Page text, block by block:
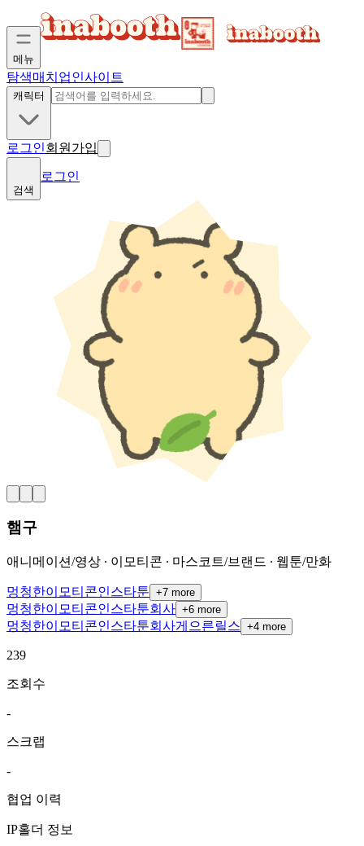
메뉴
탐색매치업인사이트
캐릭터
로그인회원가입
검색
로그인
햄구
애니메이션/영상 ∙ 이모티콘 ∙ 마스코트/브랜드 ∙ 웹툰/만화
멍청한이모티콘인스타툰 +7 more
멍청한이모티콘인스타툰회사 +6 more
멍청한이모티콘인스타툰회사게으른릴스 +4 more
239
조회수
-
스크랩
-
협업 이력
IP홀더 정보